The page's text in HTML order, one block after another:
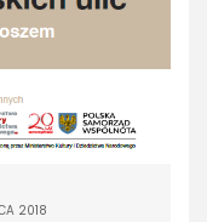
2018